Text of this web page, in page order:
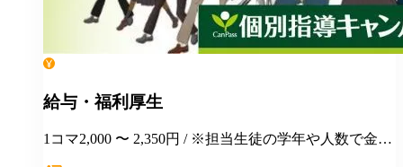
給与・福利厚生
1コマ2,000 〜 2,350円 / ※担当生徒の学年や人数で金額